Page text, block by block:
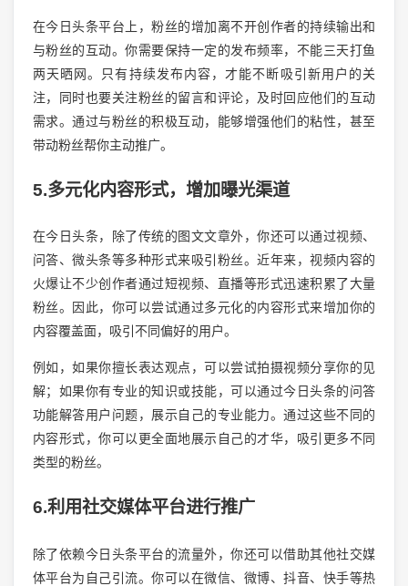
在今日头条平台上，粉丝的增加离不开创作者的持续输出和
与粉丝的互动。你需要保持一定的发布频率，不能三天打鱼
两天晒网。只有持续发布内容，才能不断吸引新用户的关
注，同时也要关注粉丝的留言和评论，及时回应他们的互动
需求。通过与粉丝的积极互动，能够增强他们的粘性，甚至
带动粉丝帮你主动推广。
5.多元化内容形式，增加曝光渠道
在今日头条，除了传统的图文文章外，你还可以通过视频、
问答、微头条等多种形式来吸引粉丝。近年来，视频内容的
火爆让不少创作者通过短视频、直播等形式迅速积累了大量
粉丝。因此，你可以尝试通过多元化的内容形式来增加你的
内容覆盖面，吸引不同偏好的用户。
例如，如果你擅长表达观点，可以尝试拍摄视频分享你的见
解；如果你有专业的知识或技能，可以通过今日头条的问答
功能解答用户问题，展示自己的专业能力。通过这些不同的
内容形式，你可以更全面地展示自己的才华，吸引更多不同
类型的粉丝。
6.利用社交媒体平台进行推广
除了依赖今日头条平台的流量外，你还可以借助其他社交媒
体平台为自己引流。你可以在微信、微博、抖音、快手等热